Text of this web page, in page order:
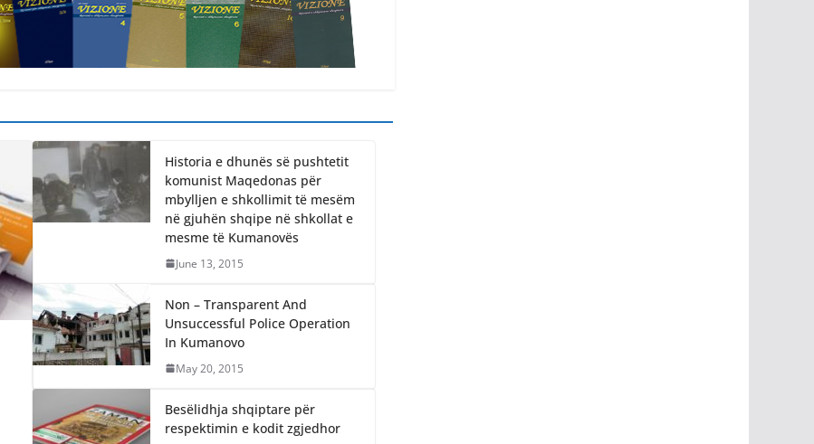
Historia e dhunës së pushtetit
komunist Maqedonas për
mbylljen e shkollimit të mesëm
në gjuhën shqipe në shkollat e
mesme të Kumanovës
June 13, 2015
Non – Transparent And
Unsuccessful Police Operation
In Kumanovo
May 20, 2015
Besëlidhja shqiptare për
respektimin e kodit zgjedhor